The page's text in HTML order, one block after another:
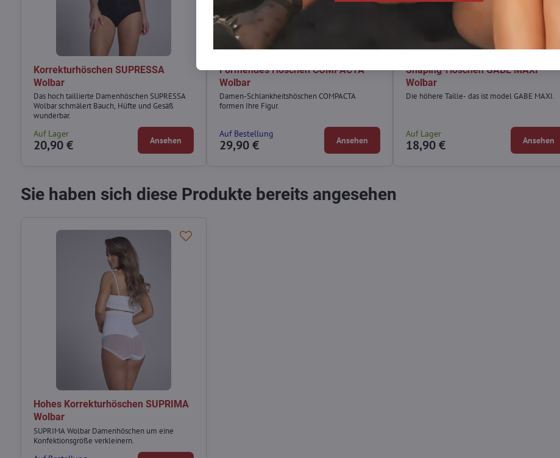
Korrekturhöschen SUPRESSA
Wolbar
Das hoch taillierte Damenhöschen SUPRESSA
Wolbar schmälert Bauch, Hüfte und Gesäß
wunderbar.
Auf Lager
20,90 € Ansehen
Formendes Höschen COMPACTA
Wolbar
Damen-Schlankheitshöschen COMPACTA
formen Ihre Figur.
Auf Bestellung
29,90 € Ansehen
Shaping-Höschen GABE MAXI
Wolbar
Die höhere Taille- das ist model GABE MAXI.
Auf Lager
18,90 € Ansehen
Sie haben sich diese Produkte bereits angesehen
Hohes Korrekturhöschen SUPRIMA
Wolbar
SUPRIMA Wolbar Damenhöschen um eine
Konfektionsgröße verkleinern.